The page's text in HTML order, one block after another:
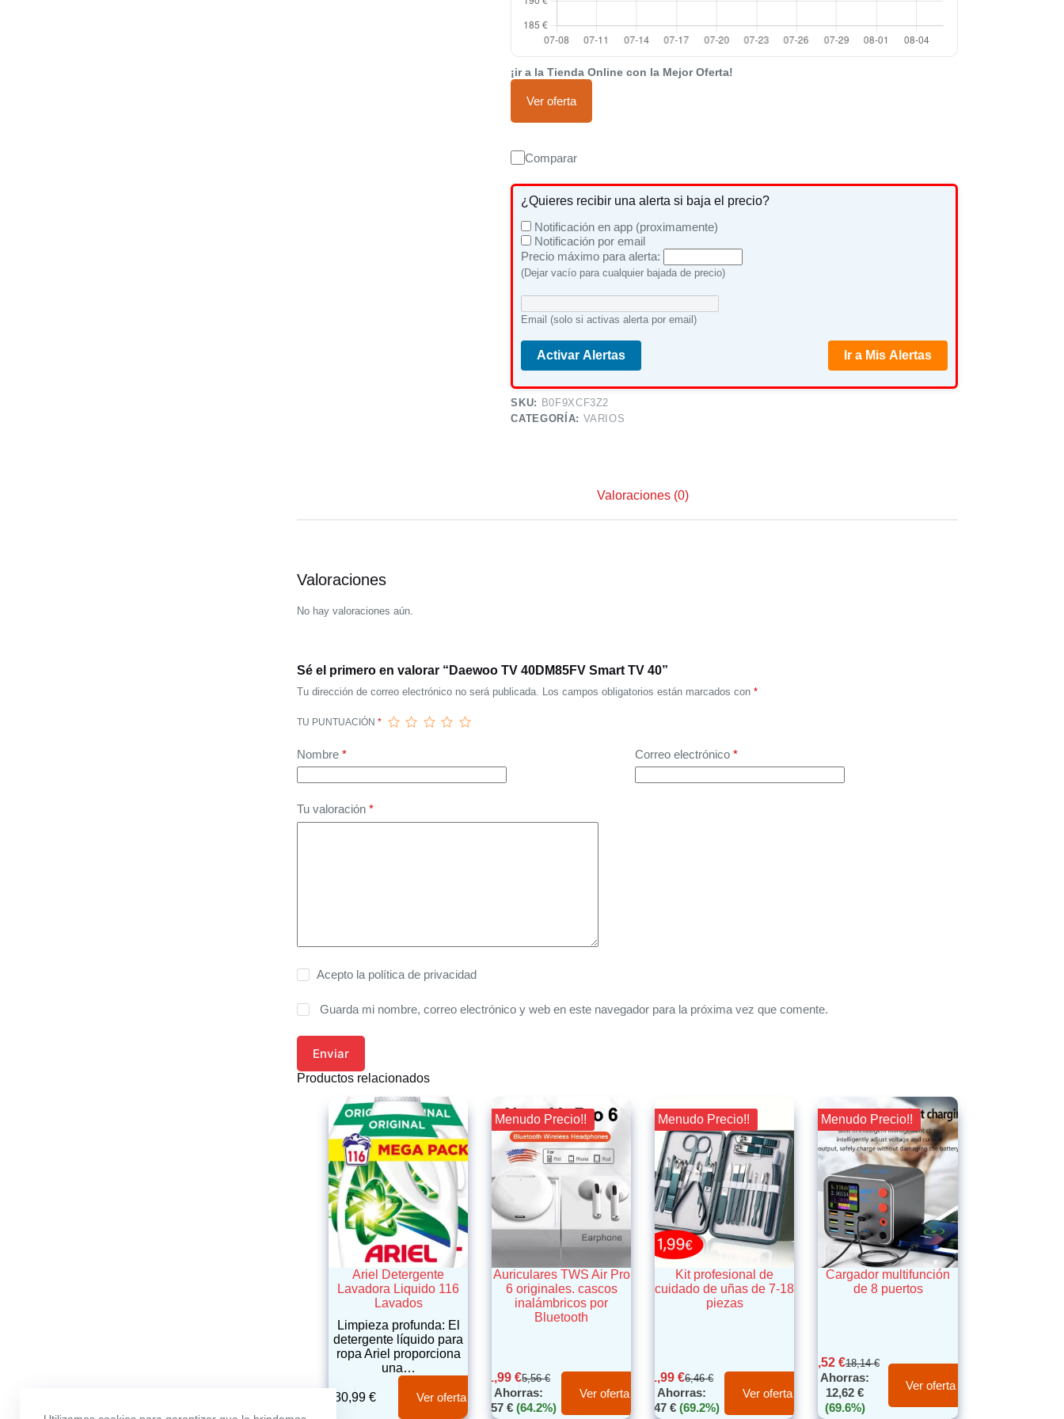
¡ir a la Tienda Online con la Mejor Oferta!
Ver oferta
Comparar
¿Quieres recibir una alerta si baja el precio?
Notificación en app (proximamente)
Notificación por email
Precio máximo para alerta:
(Dejar vacío para cualquier bajada de precio)
Email (solo si activas alerta por email)
Activar Alertas Ir a Mis Alertas
SKU: B0F9XCF3Z2
CATEGORÍA: VARIOS
Valoraciones (0)
Valoraciones
No hay valoraciones aún.
Sé el primero en valorar “Daewoo TV 40DM85FV Smart TV 40”
Tu dirección de correo electrónico no será publicada. Los campos obligatorios están marcados con *
TU PUNTUACIÓN *
Nombre* Correo electrónico *
Tu valoración *
Acepto la política de privacidad
Guarda mi nombre, correo electrónico y web en este navegador para la próxima vez que comente.
Enviar
Productos relacionados
Ariel Detergente
Lavadora Liquido 116
Lavados
Limpieza profunda: El
detergente líquido para
ropa Ariel proporciona
una…
30,99€ Ver oferta
¡¡ Menudo Precio!!
Auriculares TWS Air Pro
6 originales. cascos
inalámbricos por
Bluetooth
5,56€
1,99€
Ahorras:
3,57 € (64.2%)
Ver oferta
¡¡ Menudo Precio!!
Kit profesional de
cuidado de uñas de 7-18
piezas
6,46€
1,99€
Ahorras:
4,47 € (69.2%)
Ver oferta
¡¡ Menudo Precio!!
Cargador multifunción
de 8 puertos
18,14€
5,52 €
Ahorras:
12,62€
(69.6%)
Ver oferta